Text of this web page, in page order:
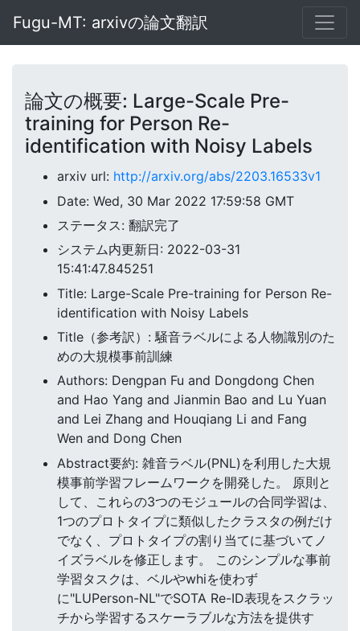
Fugu-MT: arxivの論文翻訳
論文の概要: Large-Scale Pre-
training for Person Re-
identification with Noisy Labels
arxiv url: http://arxiv.org/abs/2203.16533v1
Date: Wed, 30 Mar 2022 17:59:58 GMT
ステータス: 翻訳完了
システム内更新日: 2022-03-31
15:41:47.845251
Title: Large-Scale Pre-training for Person Re-
identification with Noisy Labels
Title（参考訳）: 騒音ラベルによる人物識別のた
めの大規模事前訓練
Authors: Dengpan Fu and Dongdong Chen
and Hao Yang and Jianmin Bao and Lu Yuan
and Lei Zhang and Houqiang Li and Fang
Wen and Dong Chen
Abstract要約: 雑音ラベル(PNL)を利用した大規
模事前学習フレームワークを開発した。 原則と
して、これらの3つのモジュールの合同学習は、
1つのプロトタイプに類似したクラスタの例だけ
でなく、プロトタイプの割り当てに基づいてノ
イズラベルを修正します。 このシンプルな事前
学習タスクは、ベルやwhiを使わず
に"LUPerson-NL"でSOTA Re-ID表現をスクラッ
チから学習するスケーラブルな方法を提供す